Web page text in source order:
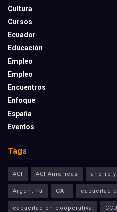
Cultura
Cursos
Ecuador
Educación
Empleo
Empleo
Encuentros
Enfoque
España
Eventos
Tags
ACI ACI Americas ahorro
Argentina CAF
capacitación cooperativa CCU